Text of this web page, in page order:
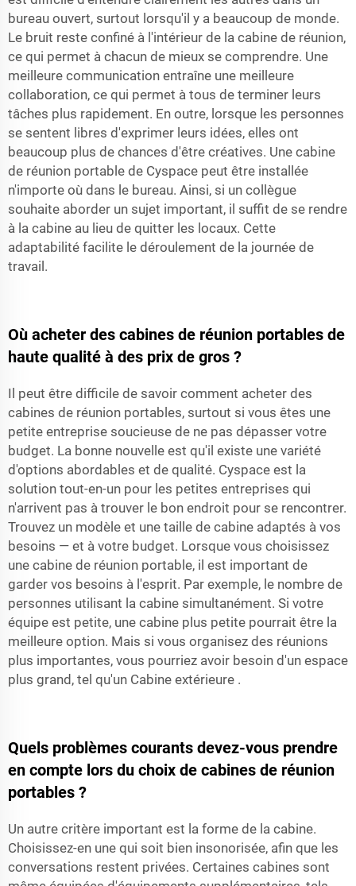
bureau ouvert, surtout lorsqu'il y a beaucoup de monde.
Le bruit reste confiné à l'intérieur de la cabine de réunion,
ce qui permet à chacun de mieux se comprendre. Une
meilleure communication entraîne une meilleure
collaboration, ce qui permet à tous de terminer leurs
tâches plus rapidement. En outre, lorsque les personnes
se sentent libres d'exprimer leurs idées, elles ont
beaucoup plus de chances d'être créatives. Une cabine
de réunion portable de Cyspace peut être installée
n'importe où dans le bureau. Ainsi, si un collègue
souhaite aborder un sujet important, il suffit de se rendre
à la cabine au lieu de quitter les locaux. Cette
adaptabilité facilite le déroulement de la journée de
travail.
Où acheter des cabines de réunion portables de
haute qualité à des prix de gros ?
Il peut être difficile de savoir comment acheter des
cabines de réunion portables, surtout si vous êtes une
petite entreprise soucieuse de ne pas dépasser votre
budget. La bonne nouvelle est qu'il existe une variété
d'options abordables et de qualité. Cyspace est la
solution tout-en-un pour les petites entreprises qui
n'arrivent pas à trouver le bon endroit pour se rencontrer.
Trouvez un modèle et une taille de cabine adaptés à vos
besoins — et à votre budget. Lorsque vous choisissez
une cabine de réunion portable, il est important de
garder vos besoins à l'esprit. Par exemple, le nombre de
personnes utilisant la cabine simultanément. Si votre
équipe est petite, une cabine plus petite pourrait être la
meilleure option. Mais si vous organisez des réunions
plus importantes, vous pourriez avoir besoin d'un espace
plus grand, tel qu'un Cabine extérieure .
Quels problèmes courants devez-vous prendre
en compte lors du choix de cabines de réunion
portables ?
Un autre critère important est la forme de la cabine.
Choisissez-en une qui soit bien insonorisée, afin que les
conversations restent privées. Certaines cabines sont